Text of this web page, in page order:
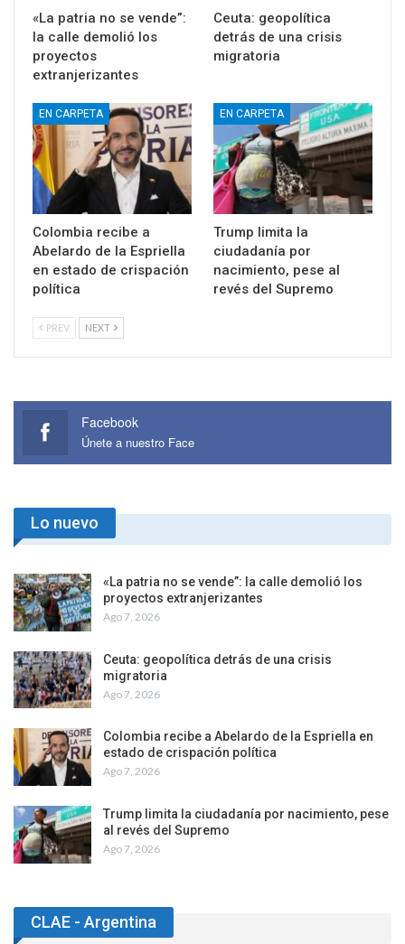
«La patria no se vende”:
la calle demolió los
proyectos
extranjerizantes
Ceuta: geopolítica
detrás de una crisis
migratoria
EN CARPETA
Colombia recibe a
Abelardo de la Espriella
en estado de crispación
política
EN CARPETA
Trump limita la
ciudadanía por
nacimiento, pese al
revés del Supremo
PREV NEXT
Facebook
Únete a nuestro Face
Lo nuevo
«La patria no se vende”: la calle demolió los
proyectos extranjerizantes
Ago 7, 2026
Ceuta: geopolítica detrás de una crisis
migratoria
Ago 7, 2026
Colombia recibe a Abelardo de la Espriella en
estado de crispación política
Ago 7, 2026
Trump limita la ciudadanía por nacimiento, pese
al revés del Supremo
Ago 7, 2026
CLAE - Argentina